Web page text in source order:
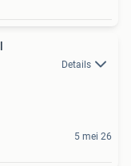
Details
5 mei 26